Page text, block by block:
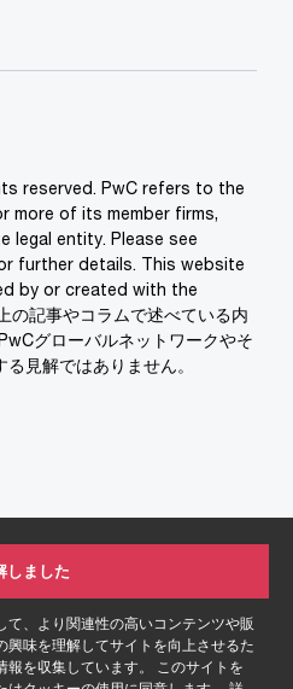
て、より関連性の高いコンテンツや販
味を理解してサイトを向上させるた
を収集しています。 このサイトを
しました
reserved. PwC refers to the
more of its member firms,
legal entity. Please see
further details. This website
by or created with the
記事やコラムで述べている内
グローバルネットワークやそ
見解ではありません。